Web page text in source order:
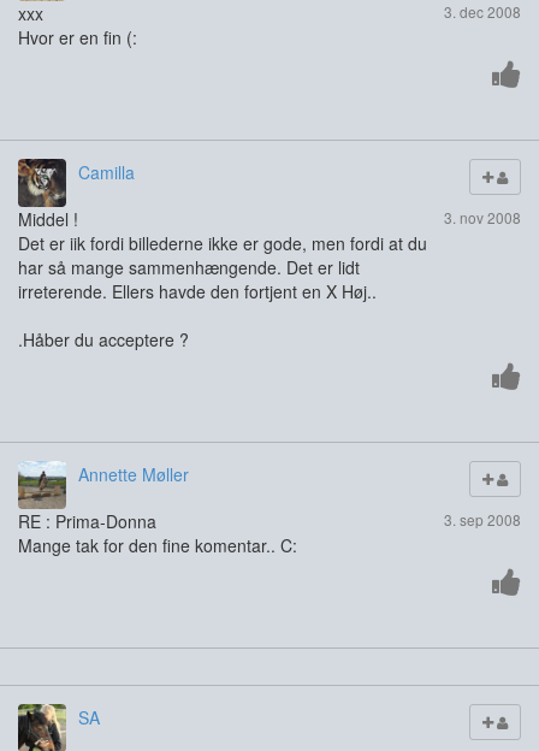
3. dec 2008
xxx
Hvor er en fin (:
Camilla
3. nov 2008
Middel !
Det er iik fordi billederne ikke er gode, men fordi at du
har så mange sammenhængende. Det er lidt
irreterende. Ellers havde den fortjent en X Høj..
.Håber du acceptere ?
Annette Møller
3. sep 2008
RE : Prima-Donna
Mange tak for den fine komentar.. C:
SA